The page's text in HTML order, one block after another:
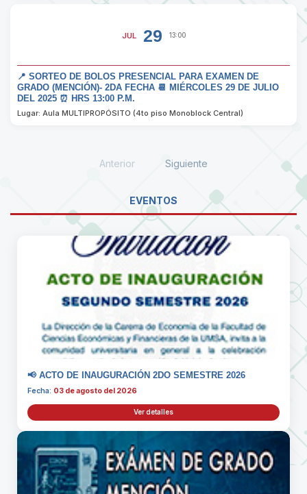
JUL 29 13:00
📍 SORTEO DE BOLOS PRESENCIAL PARA EXAMEN DE
GRADO (MENCIÓN)- 2DA FECHA 📆 MIÉRCOLES 29 DE JULIO
DEL 2025 ⏰ HRS 13:00 P.M.
Lugar: Aula MULTIPROPÓSITO (4to piso Monoblock Central)
Anterior Siguiente
EVENTOS
📢 ACTO DE INAUGURACIÓN 2DO SEMESTRE 2026
Fecha: 03 de agosto del 2026
Ver detalles